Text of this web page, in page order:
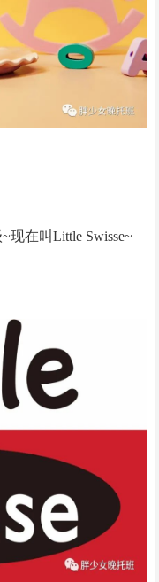
现在叫Little Swisse~